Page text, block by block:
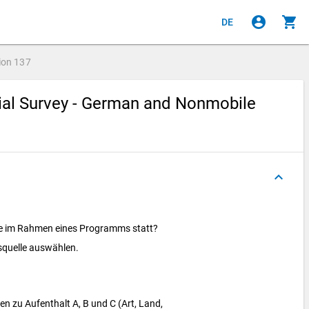
DE account_circle shopping_cart
137
Survey - German and Nonmobile
keyboard_arrow_up
Rahmen eines Programms statt?
auswählen.
zu Aufenthalt A, B und C (Art, Land,